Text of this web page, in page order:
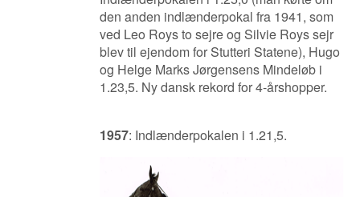
den anden indlænderpokal fra 1941, som
ved Leo Roys to sejre og Silvie Roys sejr
blev til ejendom for Stutteri Statene), Hugo
og Helge Marks Jørgensens Mindeløb i
1.23,5. Ny dansk rekord for 4-årshopper.
1957: Indlænderpokalen i 1.21,5.